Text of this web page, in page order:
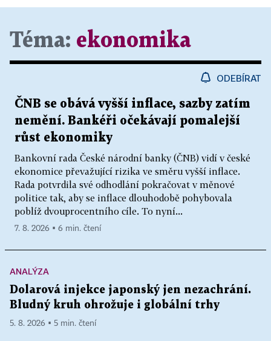
Téma: ekonomika
ODEBÍRAT
ČNB se obává vyšší inflace, sazby zatím
nemění. Bankéři očekávají pomalejší
růst ekonomiky
Bankovní rada České národní banky (ČNB) vidí v české
ekonomice převažující rizika ve směru vyšší inflace.
Rada potvrdila své odhodlání pokračovat v měnové
politice tak, aby se inflace dlouhodobě pohybovala
poblíž dvouprocentního cíle. To nyní...
7. 8. 2026 ▪ 6 min. čtení
ANALÝZA
Dolarová injekce japonský jen nezachrání.
Bludný kruh ohrožuje i globální trhy
5. 8. 2026 ▪ 5 min. čtení